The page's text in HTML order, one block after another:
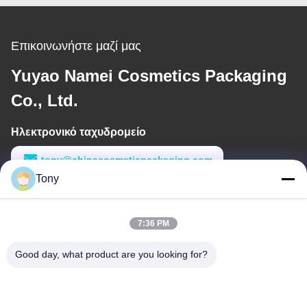
Επικοινωνήστε μαζί μας
Yuyao Namei Cosmetics Packaging
Co., Ltd.
Ηλεκτρονικό ταχυδρομείο
tony@chinacosmeticpackaging.com
Εργασιακό χρόνο
Tony
7:36 PM
Good day, what product are you looking for?